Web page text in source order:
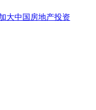
大中国房地产投资